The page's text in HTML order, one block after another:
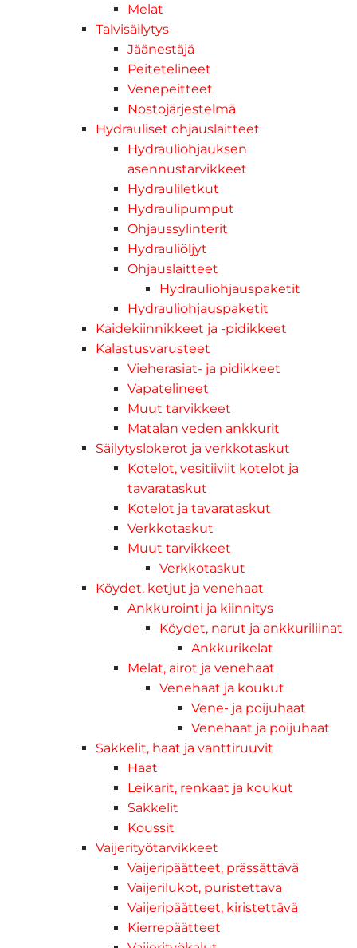
Melat
Talvisäilytys
Jäänestäjä
Peitetelineet
Venepeitteet
Nostojärjestelmä
Hydrauliset ohjauslaitteet
Hydrauliohjauksen
asennustarvikkeet
Hydrauliletkut
Hydraulipumput
Ohjaussylinterit
Hydrauliöljyt
Ohjauslaitteet
Hydrauliohjauspaketit
Hydrauliohjauspaketit
Kaidekiinnikkeet ja -pidikkeet
Kalastusvarusteet
Vieherasiat- ja pidikkeet
Vapatelineet
Muut tarvikkeet
Matalan veden ankkurit
Säilytyslokerot ja verkkotaskut
Kotelot, vesitiiviit kotelot ja
tavarataskut
Kotelot ja tavarataskut
Verkkotaskut
Muut tarvikkeet
Verkkotaskut
Köydet, ketjut ja venehaat
Ankkurointi ja kiinnitys
Köydet, narut ja ankkuriliinat
Ankkurikelat
Melat, airot ja venehaat
Venehaat ja koukut
Vene- ja poijuhaat
Venehaat ja poijuhaat
Sakkelit, haat ja vanttiruuvit
Haat
Leikarit, renkaat ja koukut
Sakkelit
Koussit
Vaijerityötarvikkeet
Vaijeripäätteet, prässättävä
Vaijerilukot, puristettava
Vaijeripäätteet, kiristettävä
Kierrepäätteet